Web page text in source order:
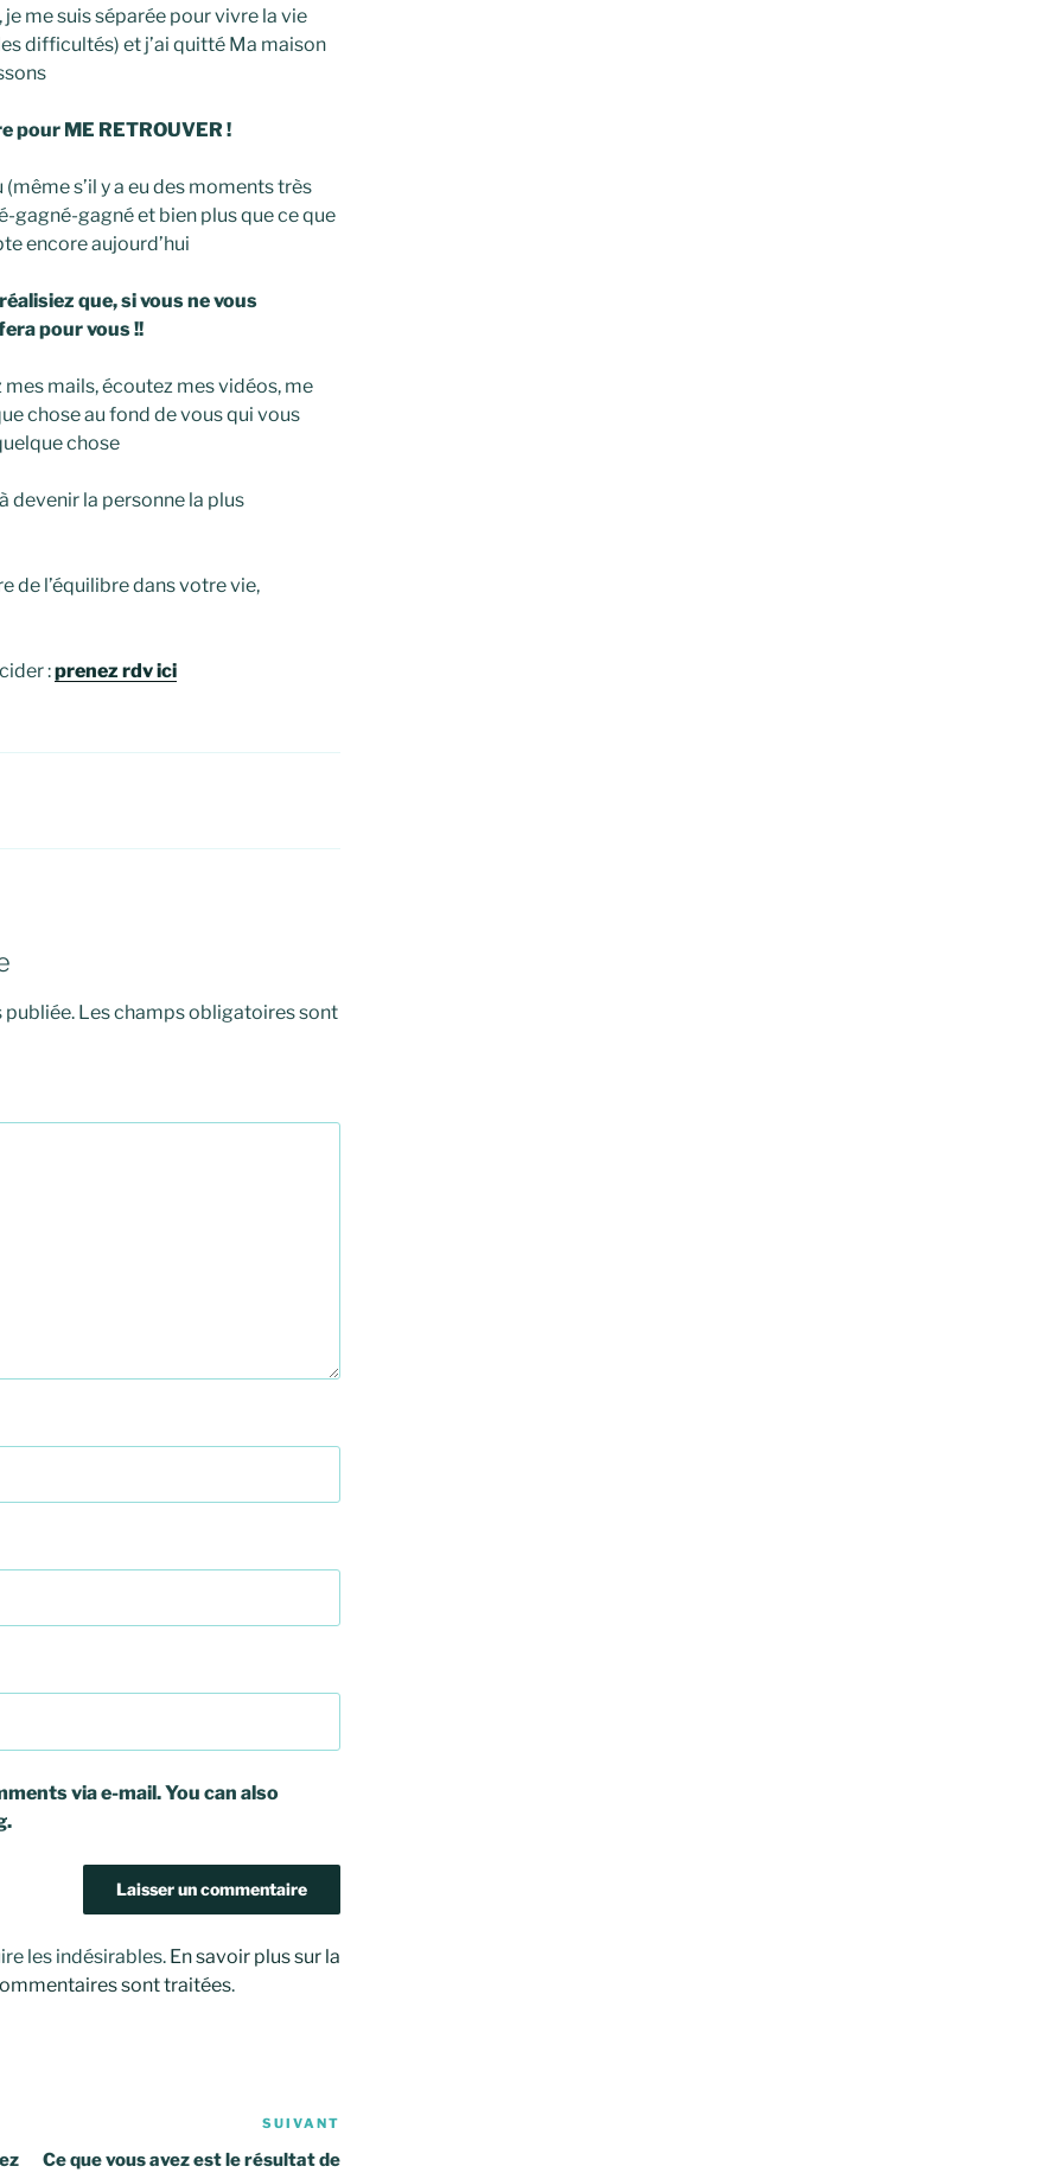
je me suis séparée pour vivre la vie
difficultés) et j’ai quitté Ma maison
pour ME RETROUVER !
s’il y a eu des moments très
gagné-gagné et bien plus que ce que
encore aujourd’hui
que, si vous ne vous
pour vous !!
mes mails, écoutez mes vidéos, me
chose au fond de vous qui vous
chose
devenir la personne la plus
de l’équilibre dans votre vie,
:prenez rdv ici
publiée. Les champs obligatoires sont
via e-mail. You can also
les indésirables. En savoir plus sur la
sont traitées.
suivant
SUIVANT
Ce que vous avez est le résultat de